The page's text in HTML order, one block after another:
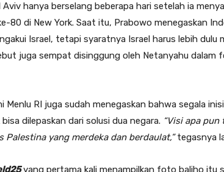
hanya berselang beberapa hari setelah ia
80 di New York. Saat itu, Prabowo menegaskan
Israel, tetapi syaratnya Israel harus lebih dulu
juga sempat disinggung oleh Netanyahu dalam
Menlu RI juga sudah menegaskan bahwa segala
dilepaskan dari solusi dua negara. “Visi apa
yang merdeka dan berdaulat,”tegasnya
yang pertama kali menampilkan foto baliho itu